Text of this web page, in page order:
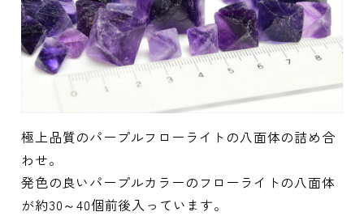
極上品質のパープルフローライトの八面体の詰め合
わせ。
発色の良いパープルカラーのフローライトの八面体
が約30～40個前後入っています。